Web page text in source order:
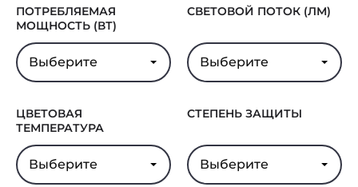
ПОТРЕБЛЯЕМАЯ
МОЩНОСТЬ (ВТ)
Выберите
СВЕТОВОЙ ПОТОК (ЛМ)
Выберите
ЦВЕТОВАЯ
ТЕМПЕРАТУРА
Выберите
СТЕПЕНЬ ЗАЩИТЫ
Выберите